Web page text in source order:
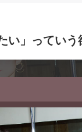
い」ってい